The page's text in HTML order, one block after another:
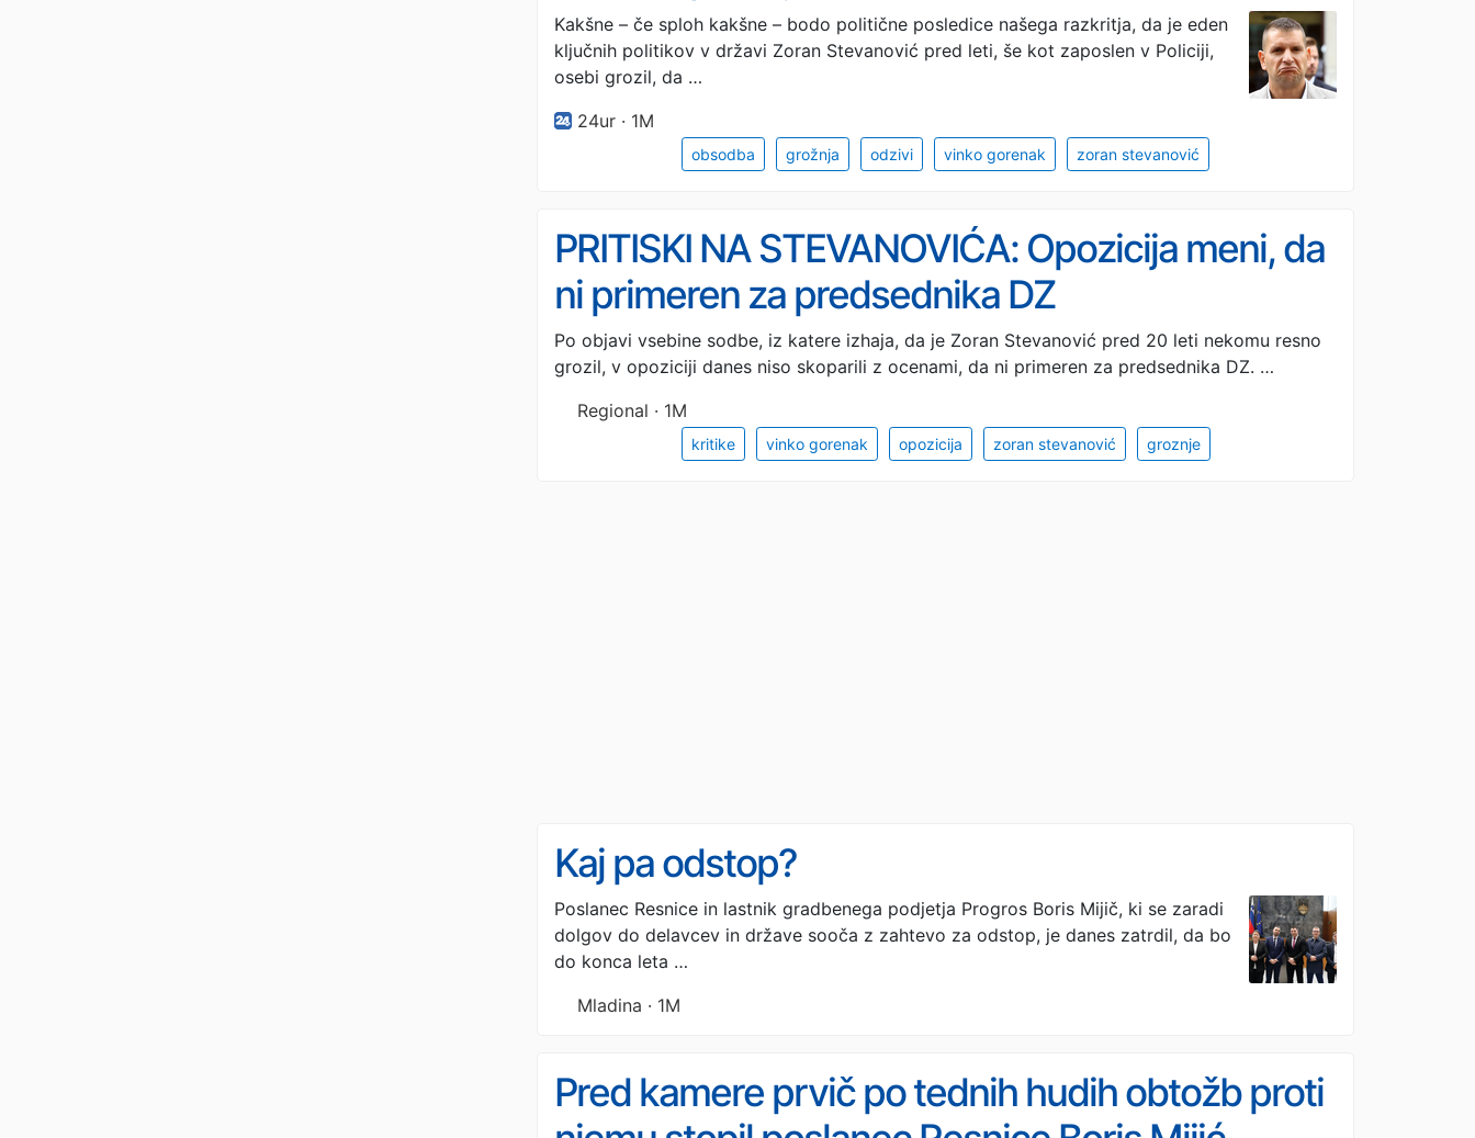
Kakšne – če sploh kakšne – bodo politične posledice našega razkritja, da je eden
ključnih politikov v državi Zoran Stevanović pred leti, še kot zaposlen v Policiji,
osebi grozil, da …
24ur · 1M
obsodba grožnja odzivi vinko gorenak zoran stevanović
PRITISKI NA STEVANOVIĆA: Opozicija meni, da
ni primeren za predsednika DZ
Po objavi vsebine sodbe, iz katere izhaja, da je Zoran Stevanović pred 20 leti nekomu resno
grozil, v opoziciji danes niso skoparili z ocenami, da ni primeren za predsednika DZ. …
Regional · 1M
kritike vinko gorenak opozicija zoran stevanović groznje
Kaj pa odstop?
Poslanec Resnice in lastnik gradbenega podjetja Progros Boris Mijič, ki se zaradi
dolgov do delavcev in države sooča z zahtevo za odstop, je danes zatrdil, da bo
do konca leta …
Mladina · 1M
Pred kamere prvič po tednih hudih obtožb proti